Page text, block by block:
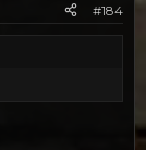
#184